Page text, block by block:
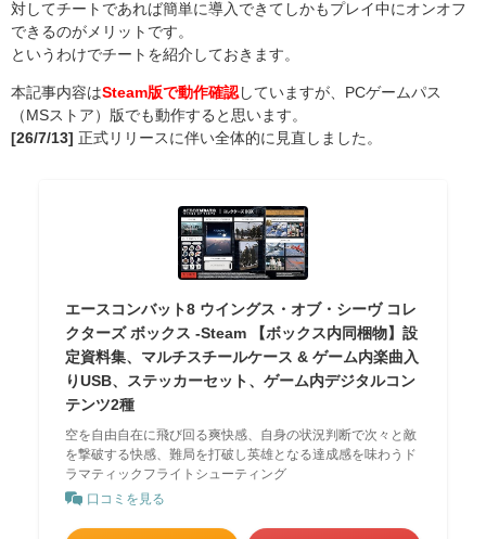
対してチートであれば簡単に導入できてしかもプレイ中にオンオフ
できるのがメリットです。
というわけでチートを紹介しておきます。
本記事内容はSteam版で動作確認 していますが、PCゲームパス
（MSストア）版でも動作すると思います。
[26/7/13] 正式リリースに伴い全体的に見直しました。
エースコンバット8 ウイングス・オブ・シーヴ コレ
クターズ ボックス -Steam 【ボックス内同梱物】設
定資料集、マルチスチールケース & ゲーム内楽曲入
りUSB、ステッカーセット、ゲーム内デジタルコン
テンツ2種
空を自由自在に飛び回る爽快感、自身の状況判断で次々と敵
を撃破する快感、難局を打破し英雄となる達成感を味わうド
ラマティックフライトシューティング
口コミを見る